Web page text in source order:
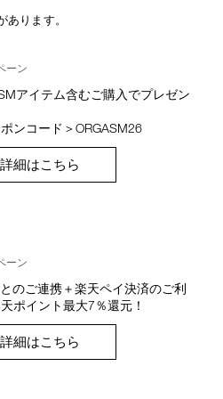
ります。
ーン
アイテム含むご購入でプレゼン
ンコード＞ORGASM26
詳細はこちら
ーン
のご連携＋楽天ペイ決済のご利
ポイント最大7％還元！
詳細はこちら